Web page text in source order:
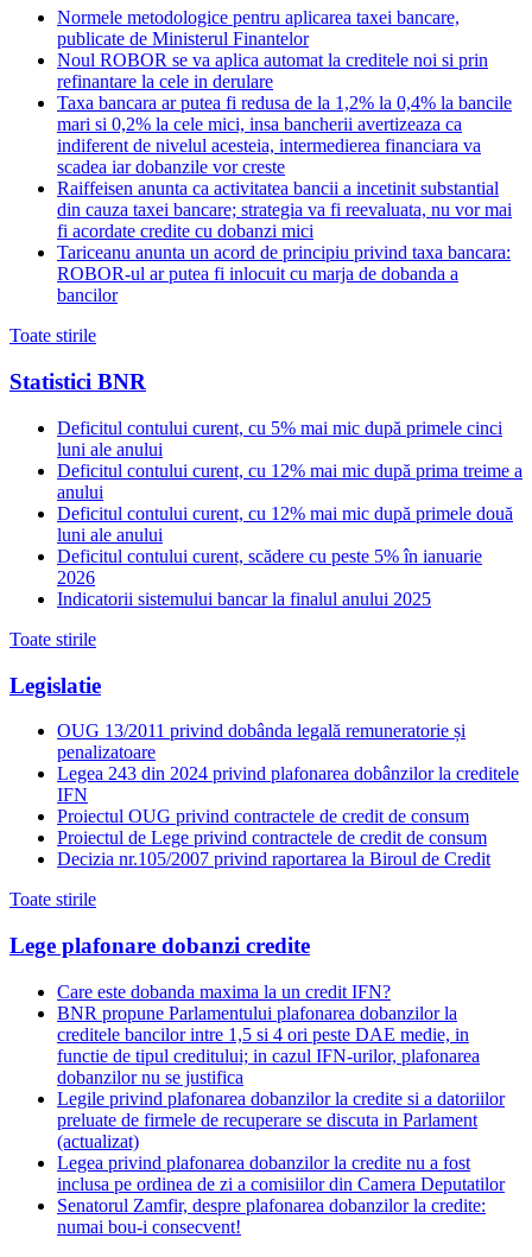
Normele metodologice pentru aplicarea taxei bancare,
publicate de Ministerul Finantelor
Noul ROBOR se va aplica automat la creditele noi si prin
refinantare la cele in derulare
Taxa bancara ar putea fi redusa de la 1,2% la 0,4% la bancile
mari si 0,2% la cele mici, insa bancherii avertizeaza ca
indiferent de nivelul acesteia, intermedierea financiara va
scadea iar dobanzile vor creste
Raiffeisen anunta ca activitatea bancii a incetinit substantial
din cauza taxei bancare; strategia va fi reevaluata, nu vor mai
fi acordate credite cu dobanzi mici
Tariceanu anunta un acord de principiu privind taxa bancara:
ROBOR-ul ar putea fi inlocuit cu marja de dobanda a
bancilor
Toate stirile
Statistici BNR
Deficitul contului curent, cu 5% mai mic după primele cinci
luni ale anului
Deficitul contului curent, cu 12% mai mic după prima treime a
anului
Deficitul contului curent, cu 12% mai mic după primele două
luni ale anului
Deficitul contului curent, scădere cu peste 5% în ianuarie
2026
Indicatorii sistemului bancar la finalul anului 2025
Toate stirile
Legislatie
OUG 13/2011 privind dobânda legală remuneratorie și
penalizatoare
Legea 243 din 2024 privind plafonarea dobânzilor la creditele
IFN
Proiectul OUG privind contractele de credit de consum
Proiectul de Lege privind contractele de credit de consum
Decizia nr.105/2007 privind raportarea la Biroul de Credit
Toate stirile
Lege plafonare dobanzi credite
Care este dobanda maxima la un credit IFN?
BNR propune Parlamentului plafonarea dobanzilor la
creditele bancilor intre 1,5 si 4 ori peste DAE medie, in
functie de tipul creditului; in cazul IFN-urilor, plafonarea
dobanzilor nu se justifica
Legile privind plafonarea dobanzilor la credite si a datoriilor
preluate de firmele de recuperare se discuta in Parlament
(actualizat)
Legea privind plafonarea dobanzilor la credite nu a fost
inclusa pe ordinea de zi a comisiilor din Camera Deputatilor
Senatorul Zamfir, despre plafonarea dobanzilor la credite:
numai bou-i consecvent!